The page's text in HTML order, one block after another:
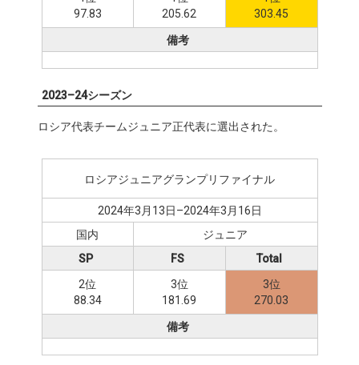
97.83
205.62
303.45
備考
2023–24シーズン
ロシア代表チームジュニア正代表に選出された。
ロシアジュニアグランプリファイナル
2024年3月13日–2024年3月16日
国内
ジュニア
SP
2位
88.34
FS
3位
181.69
Total
3位
270.03
備考